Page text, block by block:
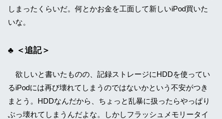
しまったくらいだ。何とかお金を工面して新しいiPod買いた
いな。
＜追記＞
欲しいと書いたものの、記録ストレージにHDDを使ってい
るiPodには再び壊れてしまうのではないかという不安がつき
まとう。HDDなんだから、ちょっと乱暴に扱ったらやっぱり
ぶっ壊れてしまうんだよな。しかしフラッシュメモリータイ